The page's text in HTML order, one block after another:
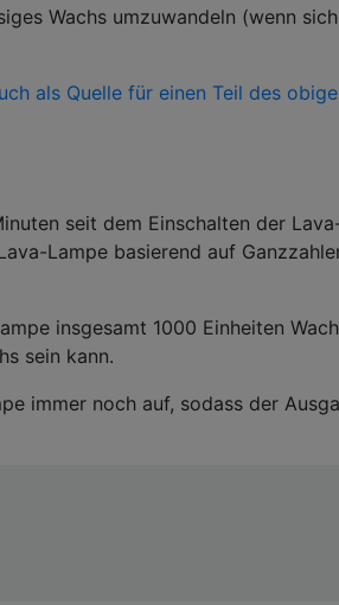
Wachs umzuwandeln (wenn
als Quelle für einen Teil des
seit dem Einschalten der
Lampe basierend auf
insgesamt 1000 Einheiten
sein kann.
immer noch auf, sodass der